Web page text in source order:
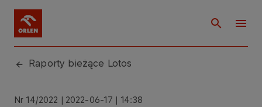
Raporty bieżące Lotos
Nr 14/2022 | 2022-06-17 | 14:38